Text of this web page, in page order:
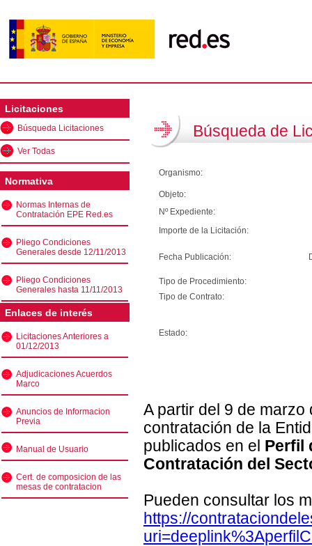
Licitaciones
Búsqueda Licitaciones
Ver Todas
Normativa
Normas Internas de
Contratación EPE Red.es
Pliego Condiciones
Generales desde 12/11/2013
Pliego Condiciones
Generales hasta 11/11/2013
Enlaces de interés
Licitaciones Anteriores a
01/12/2013
Adjudicaciones Acuerdos
Marco
Anuncios de Informacion
Previa
Manual de Usuario
Cert. de composicion de las
mesas de contratacion
Búsqueda de
Organismo:
Objeto:
Nº Expediente:
Importe de la Licitación:
Fecha Publicación:
Tipo de Procedimiento:
Tipo de Contrato:
Estado:
A partir del 9 de
contratación de la
publicados en el Perfil
Contratación del
Pueden consultar los
https://